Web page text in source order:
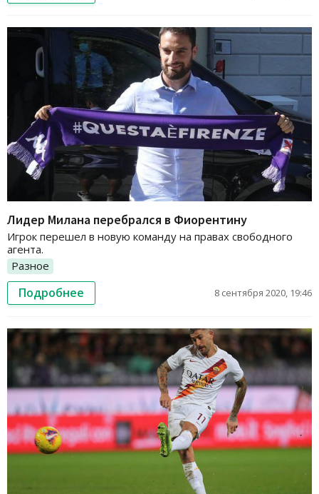
Лидер Милана перебрался в Фиорентину
Игрок перешел в новую команду на правах свободного
агента.
Разное
Подробнее 8 сентября 2020, 19:46